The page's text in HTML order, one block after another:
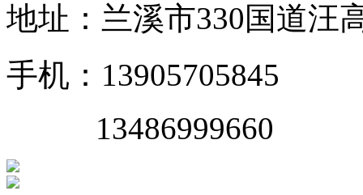
地址：兰溪市330国道汪
手机：13905705845
13486999660